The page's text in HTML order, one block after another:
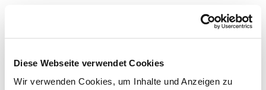
Diese Webseite verwendet Cookies
Wir verwenden Cookies, um Inhalte und Anzeigen zu